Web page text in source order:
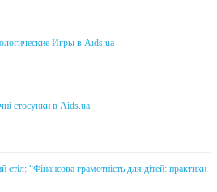
Игры в Aids.ua
стосунки в Aids.ua
“Фінансова грамотність для дітей: практики